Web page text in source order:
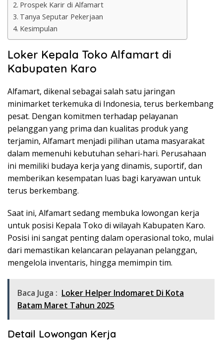
Prospek Karir di Alfamart
Tanya Seputar Pekerjaan
Kesimpulan
Loker Kepala Toko Alfamart di
Kabupaten Karo
Alfamart, dikenal sebagai salah satu jaringan
minimarket terkemuka di Indonesia, terus berkembang
pesat. Dengan komitmen terhadap pelayanan
pelanggan yang prima dan kualitas produk yang
terjamin, Alfamart menjadi pilihan utama masyarakat
dalam memenuhi kebutuhan sehari-hari. Perusahaan
ini memiliki budaya kerja yang dinamis, suportif, dan
memberikan kesempatan luas bagi karyawan untuk
terus berkembang.
Saat ini, Alfamart sedang membuka lowongan kerja
untuk posisi Kepala Toko di wilayah Kabupaten Karo.
Posisi ini sangat penting dalam operasional toko, mulai
dari memastikan kelancaran pelayanan pelanggan,
mengelola inventaris, hingga memimpin tim.
Baca Juga : Loker Helper Indomaret Di Kota
Batam Maret Tahun 2025
Detail Lowongan Kerja